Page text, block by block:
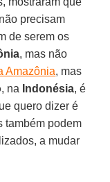
precisam
de serem os
, mas não
Amazônia, mas
, na Indonésia, é
quero dizer é
também podem
a mudar